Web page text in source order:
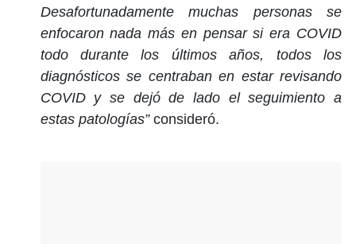
Desafortunadamente muchas personas se
enfocaron nada más en pensar si era COVID
todo durante los últimos años, todos los
diagnósticos se centraban en estar revisando
COVID y se dejó de lado el seguimiento a
estas patologías”consideró.